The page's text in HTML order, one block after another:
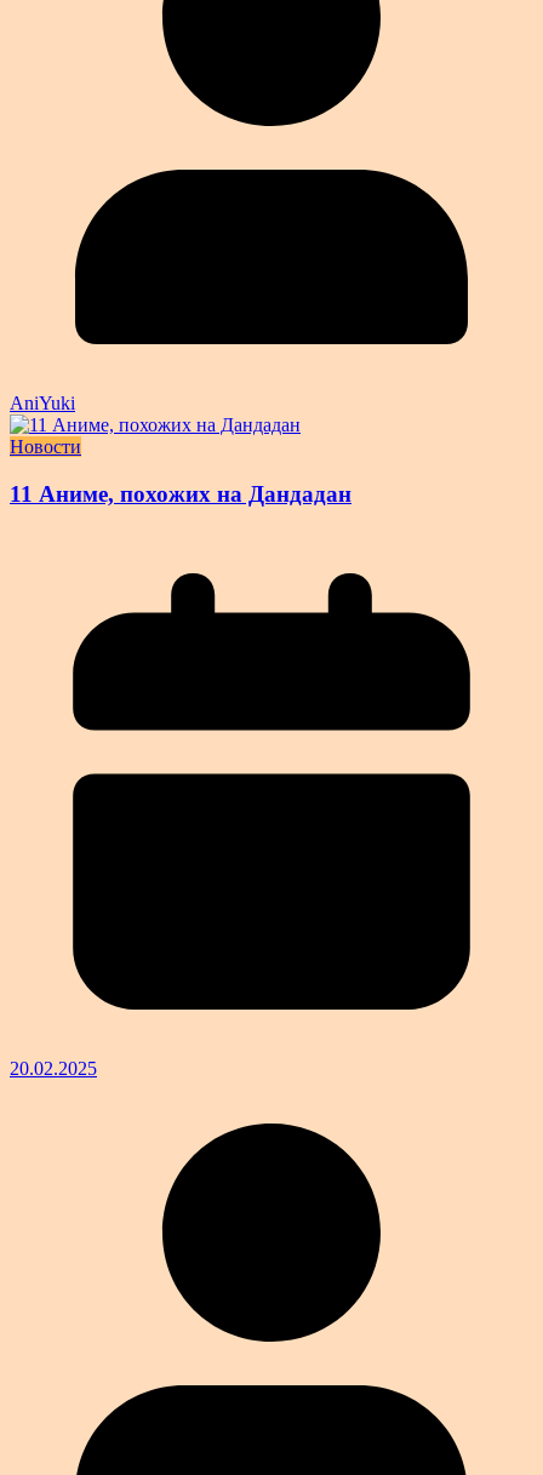
AniYuki
Новости
11 Аниме, похожих на Дандадан
20.02.2025